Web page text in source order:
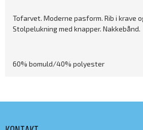
Tofarvet. Moderne pasform. Rib i krave
Stolpelukning med knapper. Nakkebånd.
60% bomuld/40% polyester